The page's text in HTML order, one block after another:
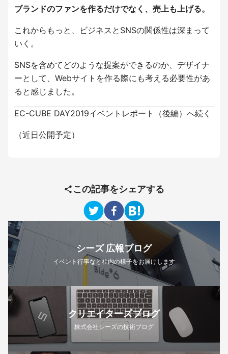
ブランドのファンを作るだけでなく、売上も上げる。
これからもっと、ビジネスとSNSの関係性は深まって
いく。
SNSを含めてどのような提案ができるのか、デザイナ
ーとして、Webサイトを作る際にも考える必要性があ
ると感じました。
EC-CUBE DAY2019イベントレポート（後編）へ続く
（近日公開予定）
この記事をシェアする
シーズ 広報ブログ
イベント行事など社内の様子をお届けします
クリエイターズブログ
株式会社シーズの技術ブログ